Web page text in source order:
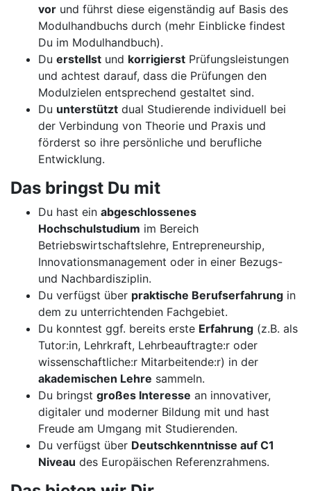
vor und führst diese eigenständig auf Basis des
Modulhandbuchs durch (mehr Einblicke findest
Du im Modulhandbuch).
Du erstellst und korrigierst Prüfungsleistungen
und achtest darauf, dass die Prüfungen den
Modulzielen entsprechend gestaltet sind.
Du unterstützt dual Studierende individuell bei
der Verbindung von Theorie und Praxis und
förderst so ihre persönliche und berufliche
Entwicklung.
Das bringst Du mit
Du hast ein abgeschlossenes
Hochschulstudium im Bereich
Betriebswirtschaftslehre, Entrepreneurship,
Innovationsmanagement oder in einer Bezugs-
und Nachbardisziplin.
Du verfügst über praktische Berufserfahrung in
dem zu unterrichtenden Fachgebiet.
Du konntest ggf. bereits erste Erfahrung (z.B. als
Tutor:in, Lehrkraft, Lehrbeauftragte:r oder
wissenschaftliche:r Mitarbeitende:r) in der
akademischen Lehre sammeln.
Du bringst großes Interesse an innovativer,
digitaler und moderner Bildung mit und hast
Freude am Umgang mit Studierenden.
Du verfügst über Deutschkenntnisse auf C1
Niveau des Europäischen Referenzrahmens.